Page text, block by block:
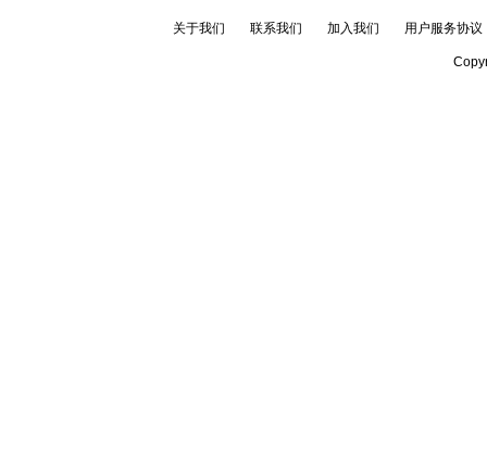
关于我们 联系我们 加入我们 用户服务协议